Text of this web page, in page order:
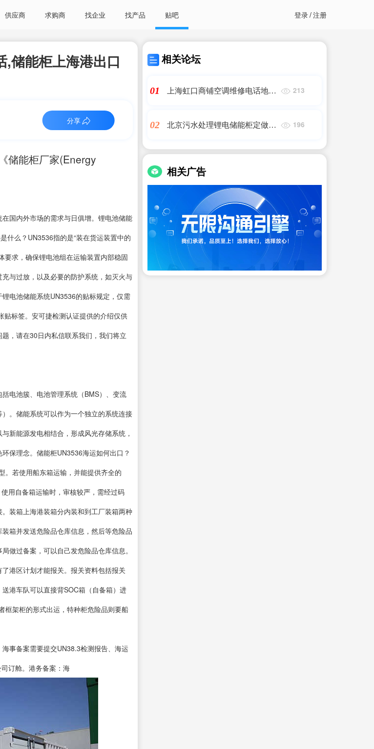
供应商 求购商 找企业 找产品 贴吧 登录/注册
,储能柜上海港出口
分享
储能柜厂家(Energy
国内外市场的需求与日俱增。锂电池储能
什么？UN3536指的是“装在货运装置中的
要求，确保锂电池组在运输装置内部稳固
与过放，以及必要的防护系统，如灭火与
电池储能系统UN3536的贴标规定，仅需
标签。安可捷检测认证提供的介绍仅供
，请在30日内私信联系我们，我们将立
电池簇、电池管理系统（BMS）、变流
。储能系统可以作为一个独立的系统连接
新能源发电相结合，形成风光存储系统，
保理念。储能柜UN3536海运如何出口？
。若使用船东箱运输，并能提供齐全的
用自备箱运输时，审核较严，需经过码
装箱上海港装箱分内装和到工厂装箱两种
箱并发送危险品仓库信息，然后等危险品
做过备案，可以自己发危险品仓库信息。
港区计划才能报关。报关资料包括报关
港车队可以直接背SOC箱（自备箱）进
框架柜的形式出运，特种柜危险品则要船
事备案需要提交UN38.3检测报告、海运
订舱。港务备案：海
相关论坛
01
上海虹口商铺空调维修电话地
213
02
北京污水处理锂电储能柜定做厂
艾薇特
196
相关广告